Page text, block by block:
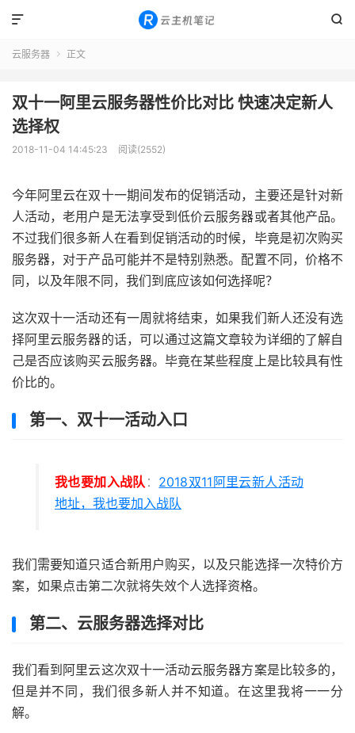


云服务器  正文
双十一阿里云服务器性价比对比 快速决定新人
选择权
2018-11-04 14:45:23 阅读(2552)
今年阿里云在双十一期间发布的促销活动，主要还是针对新
人活动，老用户是无法享受到低价云服务器或者其他产品。
不过我们很多新人在看到促销活动的时候，毕竟是初次购买
服务器，对于产品可能并不是特别熟悉。配置不同，价格不
同，以及年限不同，我们到底应该如何选择呢？
这次双十一活动还有一周就将结束，如果我们新人还没有选
择阿里云服务器的话，可以通过这篇文章较为详细的了解自
己是否应该购买云服务器。毕竟在某些程度上是比较具有性
价比的。
第一、双十一活动入口
我也要加入战队 ： 2018双11阿里云新人活动
地址，我也要加入战队
我们需要知道只适合新用户购买，以及只能选择一次特价方
案，如果点击第二次就将失效个人选择资格。
第二、云服务器选择对比
我们看到阿里云这次双十一活动云服务器方案是比较多的，
但是并不同，我们很多新人并不知道。在这里我将一一分
解。